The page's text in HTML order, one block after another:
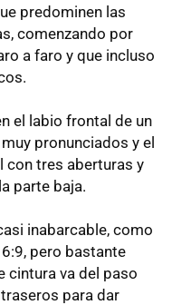
predominen las
comenzando por
a faro y que incluso
el labio frontal de un
pronunciados y el
con tres aberturas y
parte baja.
inabarcable, como
pero bastante
cintura va del paso
para dar